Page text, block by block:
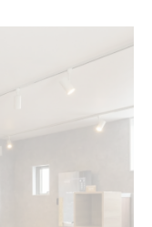
ム重視の高収
ークライフバ
ト充実を左右